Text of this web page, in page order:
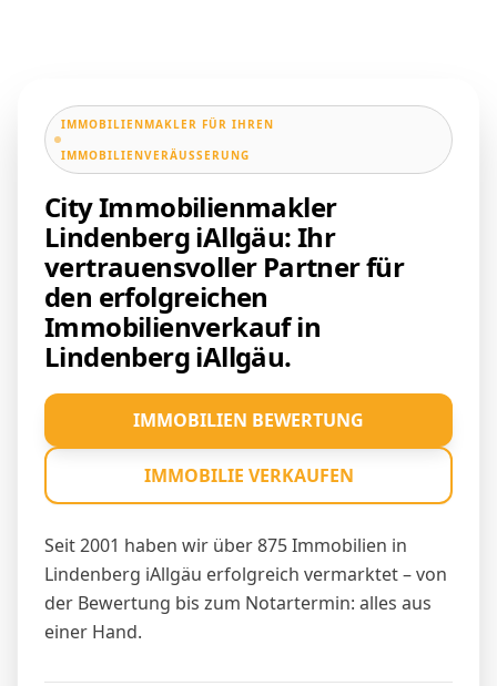
IMMOBILIENMAKLER FÜR IHREN
IMMOBILIENVERÄUSSERUNG
City Immobilienmakler
Lindenberg iAllgäu: Ihr
vertrauensvoller Partner für
den erfolgreichen
Immobilienverkauf in
Lindenberg iAllgäu.
Seit 2001 haben wir über 875 Immobilien in
Lindenberg iAllgäu erfolgreich vermarktet – von
der Bewertung bis zum Notartermin: alles aus
einer Hand.
IMMOBILIEN BEWERTUNG
IMMOBILIE VERKAUFEN